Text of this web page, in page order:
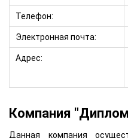
Телефон:
Электронная почта:
Адрес:
Компания
Данная компания